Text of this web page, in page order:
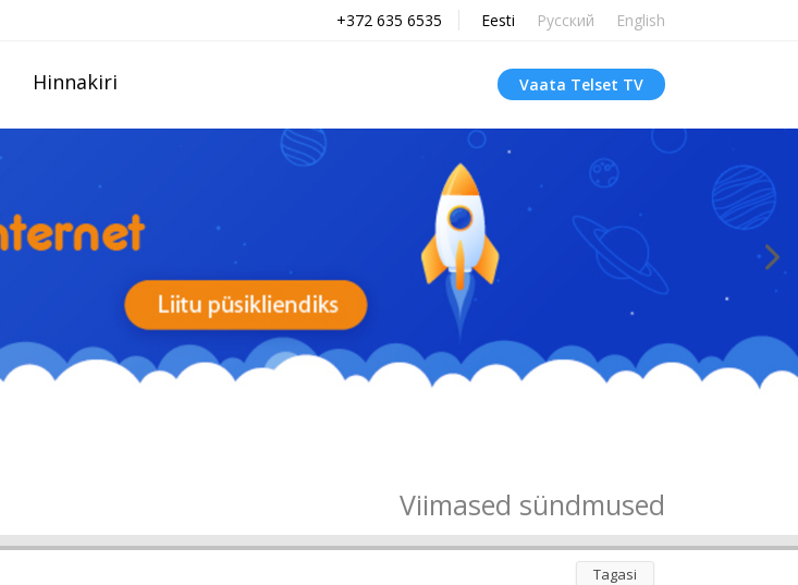
+372 635 6535 Eesti Русский English
Hinnakiri Vaata Telset TV
Viimased sündmused
Tagasi